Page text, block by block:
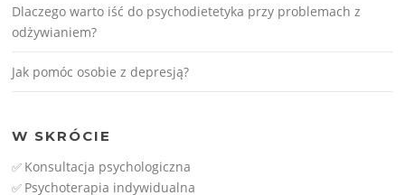
Dlaczego warto iść do psychodietetyka przy problemach z
odżywianiem?
Jak pomóc osobie z depresją?
W SKRÓCIE
✅ Konsultacja psychologiczna
✅ Psychoterapia indywidualna